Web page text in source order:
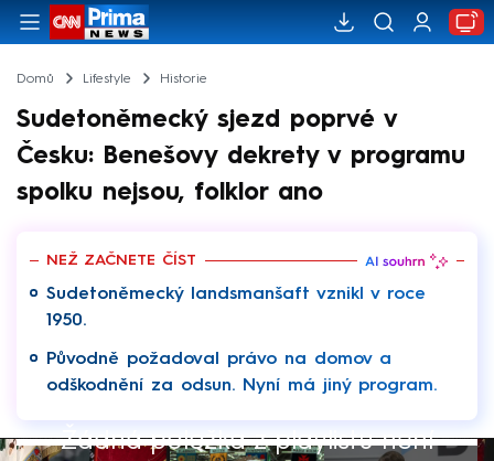
Domů Lifestyle Historie
Sudetoněmecký sjezd poprvé v
Česku: Benešovy dekrety v programu
spolku nejsou, folklor ano
NEŽ ZAČNETE ČÍST
Sudetoněmecký landsmanšaft vznikl v roce
1950.
Původně požadoval právo na domov a
odškodnění za odsun. Nyní má jiný program.
Žádná položka z playlistu není